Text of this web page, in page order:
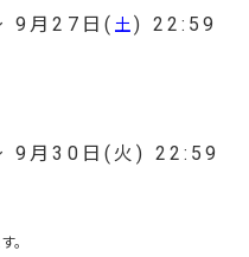
9月27日( 土) 22:59
9月30日(火) 22:59
。